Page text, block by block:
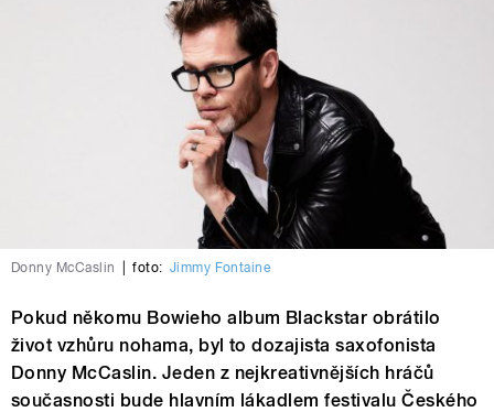
Donny McCaslin foto: Jimmy Fontaine
Pokud někomu Bowieho album Blackstar obrátilo
život vzhůru nohama, byl to dozajista saxofonista
Donny McCaslin. Jeden z nejkreativnějších hráčů
současnosti bude hlavním lákadlem festivalu Českého